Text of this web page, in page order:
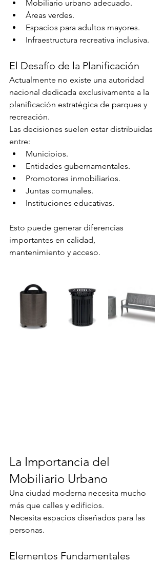
Mobiliario urbano adecuado.
Áreas verdes.
Espacios para adultos mayores.
Infraestructura recreativa inclusiva.
El Desafío de la Planificación
Actualmente no existe una autoridad
nacional dedicada exclusivamente a la
planificación estratégica de parques y
recreación.
Las decisiones suelen estar distribuidas
entre:
Municipios.
Entidades gubernamentales.
Promotores inmobiliarios.
Juntas comunales.
Instituciones educativas.
Esto puede generar diferencias
importantes en calidad,
mantenimiento y acceso.
La Importancia del
Mobiliario Urbano
Una ciudad moderna necesita mucho
más que calles y edificios.
Necesita espacios diseñados para las
personas.
Elementos Fundamentales